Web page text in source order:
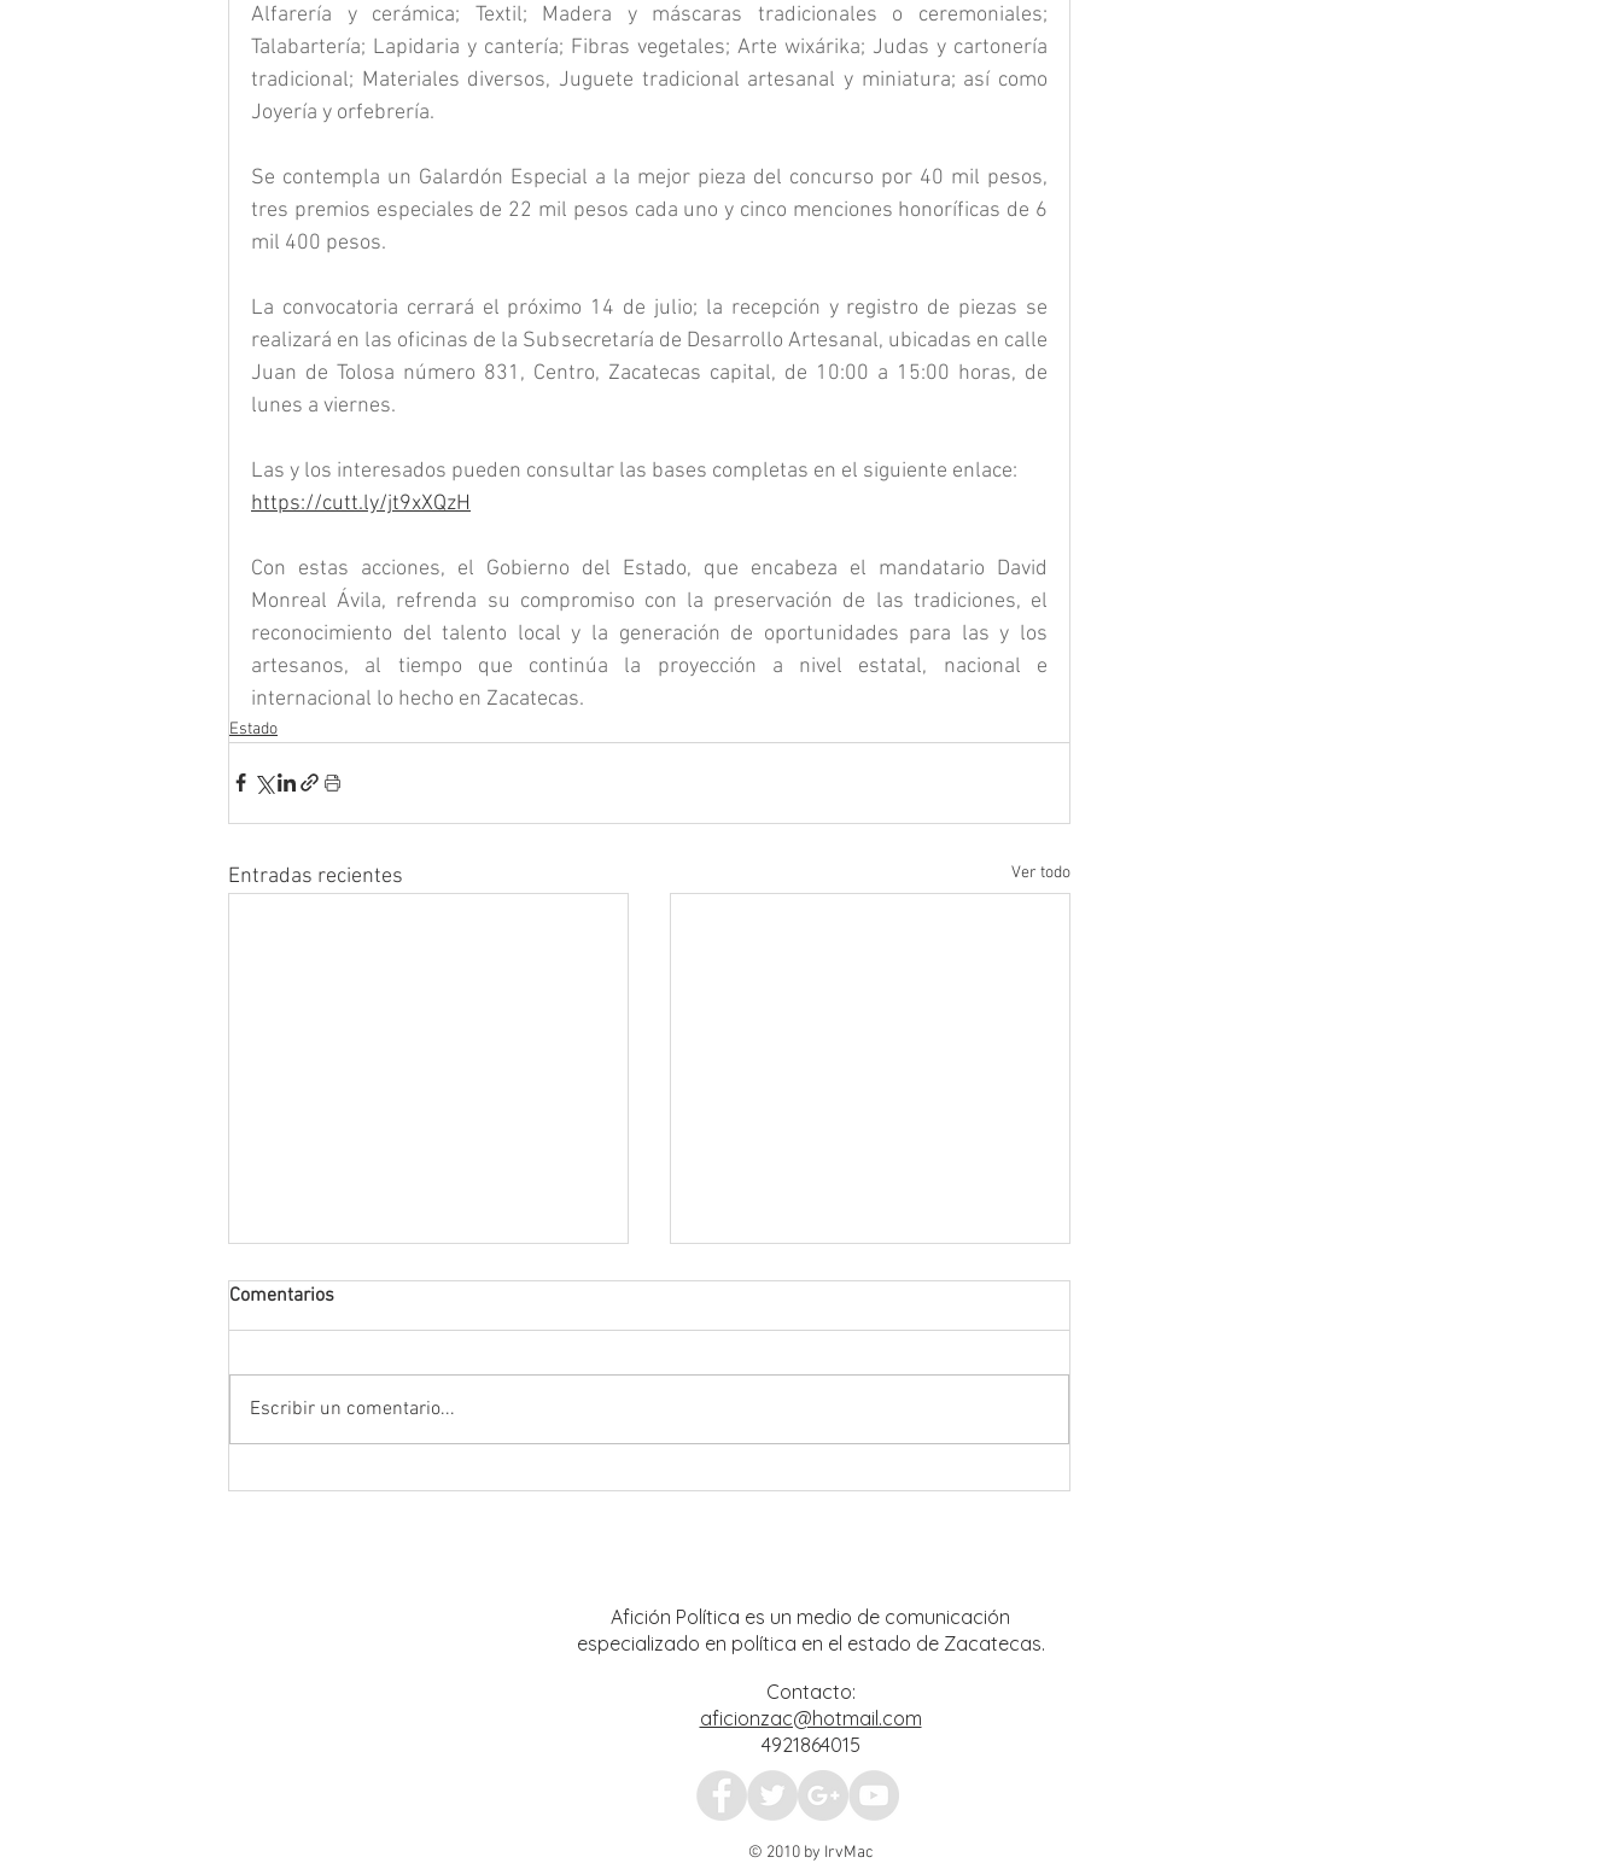
Alfarería y cerámica; Textil; Madera y máscaras tradicionales o ceremoniales;
Talabartería; Lapidaria y cantería; Fibras vegetales; Arte wixárika; Judas y cartonería
tradicional; Materiales diversos, Juguete tradicional artesanal y miniatura; así como
Joyería y orfebrería.
Se contempla un Galardón Especial a la mejor pieza del concurso por 40 mil pesos,
tres premios especiales de 22 mil pesos cada uno y cinco menciones honoríficas de 6
mil 400 pesos.
La convocatoria cerrará el próximo 14 de julio; la recepción y registro de piezas se
realizará en las oficinas de la Subsecretaría de Desarrollo Artesanal, ubicadas en calle
Juan de Tolosa número 831, Centro, Zacatecas capital, de 10:00 a 15:00 horas, de
lunes a viernes.
Las y los interesados pueden consultar las bases completas en el siguiente enlace:
https://cutt.ly/jt9xXQzH
Con estas acciones, el Gobierno del Estado, que encabeza el mandatario David
Monreal Ávila, refrenda su compromiso con la preservación de las tradiciones, el
reconocimiento del talento local y la generación de oportunidades para las y los
artesanos, al tiempo que continúa la proyección a nivel estatal, nacional e
internacional lo hecho en Zacatecas.
Estado
Entradas recientes Ver todo
julio
Comentarios
Escribir un comentario...
Afición Política es un medio de comunicación
especializado en política en el estado de Zacatecas.
Contacto:
aficionzac@hotmail.com
4921864015
© 2010 by IrvMac